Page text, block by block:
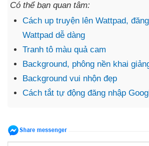
Có thể bạn quan tâm:
Cách up truyện lên Wattpad,
Wattpad dễ dàng
Tranh tô màu quả cam
Background, phông nền khai
Background vui nhộn đẹp
Cách tắt tự động đăng nhập